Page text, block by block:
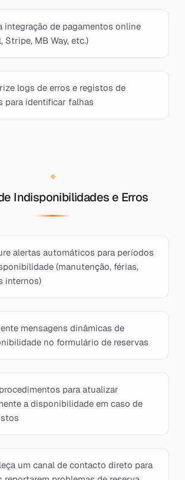
integração de pagamentos online
Stripe, MB Way, etc.)
logs de erros e registos de
para identificar falhas
Indisponibilidades e Erros
alertas automáticos para períodos
(manutenção, férias,
internos)
mensagens dinâmicas de
no formulário de reservas
para atualizar
a disponibilidade em caso de
um canal de contacto direto para